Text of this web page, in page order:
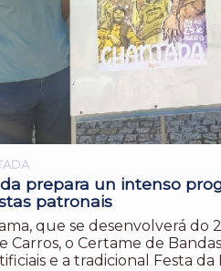
prepara un intenso
patronais
que se desenvolverá do
Carros, o Certame de
e a tradicional Festa da